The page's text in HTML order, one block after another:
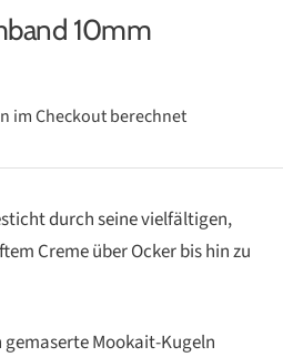
SlideSlideSlideSlideSlide
10mm
im Checkout berechnet
durch seine vielfältigen,
Creme über Ocker bis hin zu
Mookait-Kugeln